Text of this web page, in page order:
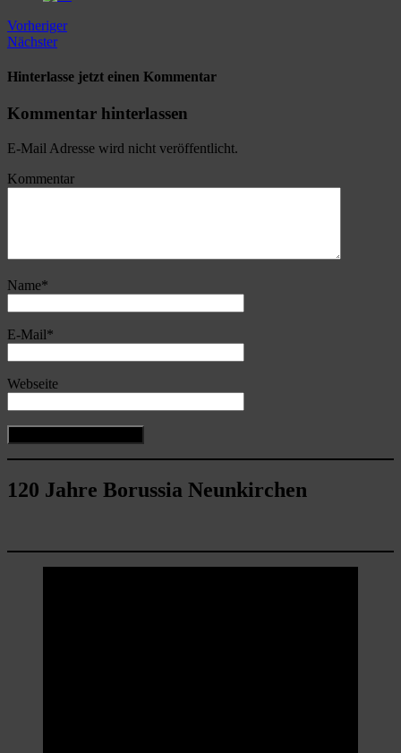
Vorheriger
Nächster
Hinterlasse jetzt einen Kommentar
Kommentar hinterlassen
E-Mail Adresse wird nicht veröffentlicht.
Kommentar
Name*
E-Mail*
Webseite
120 Jahre Borussia Neunkirchen